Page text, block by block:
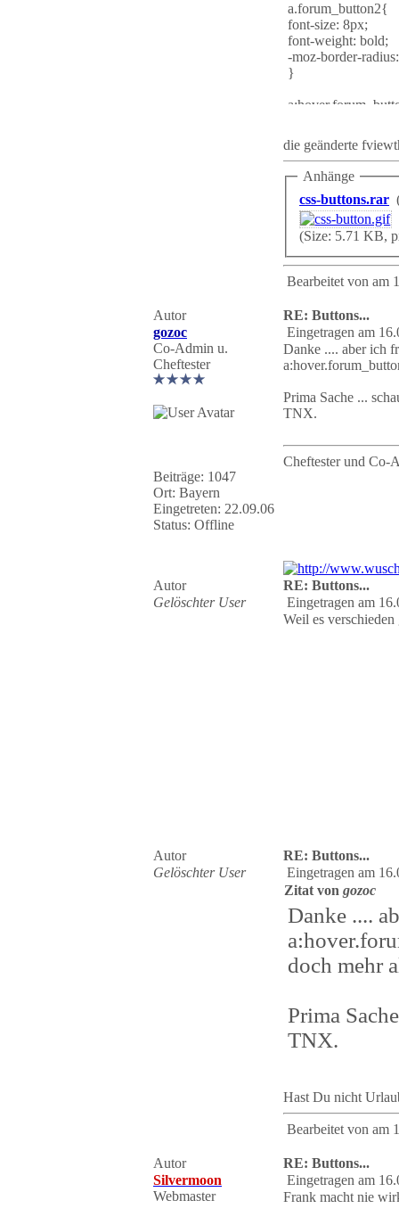
a.forum_button2{
font-size: 8px;
font-weight: bold;
-moz-border-
}
color: #cc0000;
font-weight:
text-decoration:
background-
text-decoration:
}
die geänderte
Anhänge
css-buttons.rar
(Size: 5.71 KB,
Bearbeitet von am
Autor
RE: Buttons...
gozoc
Co-Admin u.
Cheftester
Beiträge: 1047
Ort: Bayern
Eingetreten: 22.09.06
Status: Offline
Eingetragen am
Danke .... aber ich
Prima Sache ...
TNX.
Cheftester und Co-
Autor
RE: Buttons...
Gelöschter User
Eingetragen am
Weil es
Autor
RE: Buttons...
Gelöschter User
Eingetragen am
Zitat von gozoc
Danke ....
doch mehr
Prima
TNX.
Hast Du nicht
Bearbeitet von am
Autor
RE: Buttons...
Silvermoon
Webmaster
Eingetragen am
Frank macht nie